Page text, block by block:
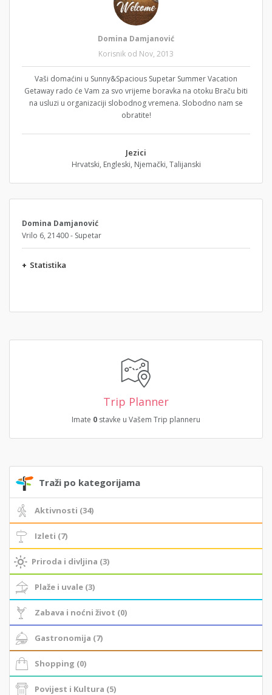
Domina Damjanović
Korisnik od Nov, 2013
Vaši domaćini u Sunny&Spacious Supetar Summer Vacation
Getaway rado će Vam za svo vrijeme boravka na otoku Braču biti
na usluzi u organizaciji slobodnog vremena. Slobodno nam se
obratite!
Jezici
Hrvatski, Engleski, Njemački, Talijanski
Domina Damjanović
Vrilo 6, 21400 - Supetar
+ Statistika
Trip Planner
Imate 0 stavke u Vašem Trip planneru
Traži po kategorijama
Aktivnosti (34)
Izleti (7)
Priroda i divljina (3)
Plaže i uvale (3)
Zabava i noćni život (0)
Gastronomija (7)
Shopping (0)
Povijest i Kultura (5)